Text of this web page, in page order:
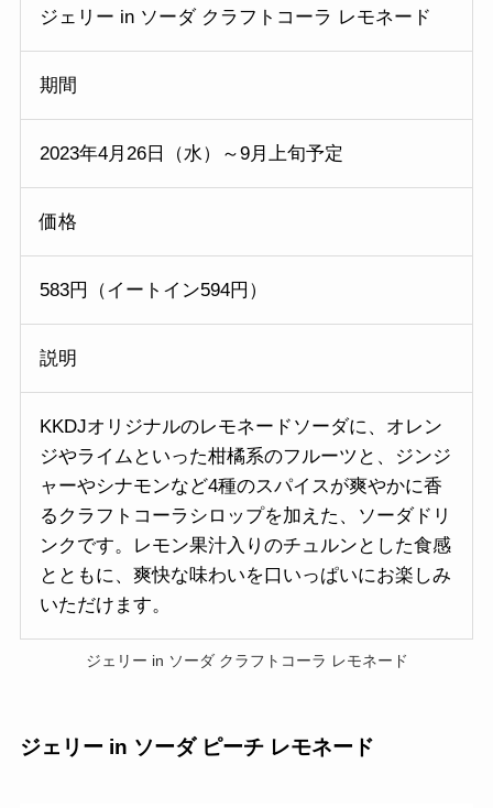
ジェリー in ソーダ クラフトコーラ レモネード
期間
2023年4月26日（水）～9月上旬予定
価格
583円（イートイン594円）
説明
KKDJオリジナルのレモネードソーダに、オレン
ジやライムといった柑橘系のフルーツと、ジンジ
ャーやシナモンなど4種のスパイスが爽やかに香
るクラフトコーラシロップを加えた、ソーダドリ
ンクです。レモン果汁入りのチュルンとした食感
とともに、爽快な味わいを口いっぱいにお楽しみ
いただけます。
ジェリー in ソーダ クラフトコーラ レモネード
ジェリー in ソーダ ピーチ レモネード